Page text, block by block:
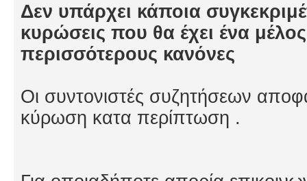
Δεν υπάρχει κάποια
κυρώσεις που θα έχει ένα
περισσότερους κανόνες
Οι συντονιστές συζητήσεων
κύρωση κατα περίπτωση .